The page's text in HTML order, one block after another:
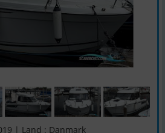
| Land : Danmark